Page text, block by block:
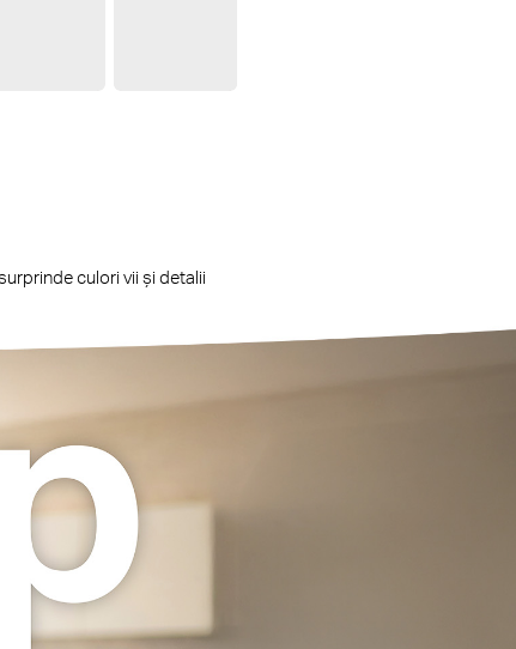
culori vii și detalii